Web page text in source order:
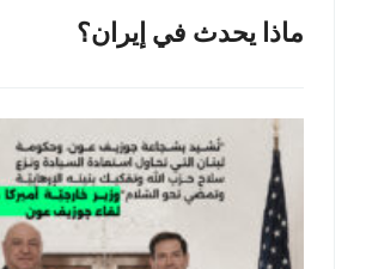
ماذا يحدث في إيران؟